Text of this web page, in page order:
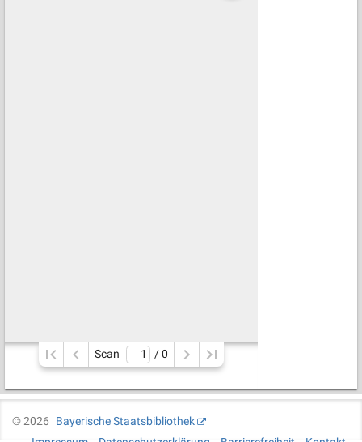
Scan / 0
©2026
Bayerische Staatsbibliothek